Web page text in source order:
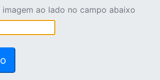
ao lado no campo abaixo